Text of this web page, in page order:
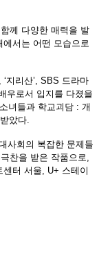
께 다양한 매력을 발
서는 어떤 모습으로
‘지리산’, SBS 드라마
우로서 입지를 다졌을
녀들과 학교괴담 : 개
았다.
사회의 복잡한 문제들
찬을 받은 작품으로,
센터 서울, U+ 스테이